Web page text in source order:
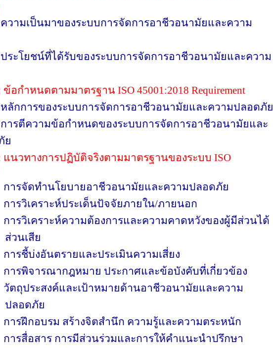
ความเป็นมาของระบบการจัดการอาชีวอนามัยและความ
ประโยชน์ที่ได้รับของระบบการจัดการอาชีวอนามัยและความ
ข้อกำหนดตามมาตรฐาน ISO 45001:2018 Requirement
หลักการของระบบการจัดการอาชีวอนามัยและความปลอดภัย
การตีความข้อกำหนดของระบบการจัดการอาชีวอนามัยและ
ย
แนวทางการปฏิบัติจริงตามมาตรฐานของระบบ ISO
การจัดทำนโยบายอาชีวอนามัยและความปลอดภัย
การวิเคราะห์ประเด็นปัจจัยภายใน/ภายนอก
การวิเคราะห์ความต้องการและความคาดหวังของผู้มีส่วนได้
ส่วนเสีย
การชี้บ่งอันตรายและประเมินความเสี่ยง
การพิจารณากฎหมาย ประกาศและข้อบังคับที่เกี่ยวข้อง
วัตถุประสงค์และเป้าหมายด้านอาชีวอนามัยและความ
ปลอดภัย
การฝึกอบรม สร้างจิตสำนึก ความรู้และความตระหนัก
การสื่อสาร การมีส่วนร่วมและการให้คำแนะนำปรึกษา